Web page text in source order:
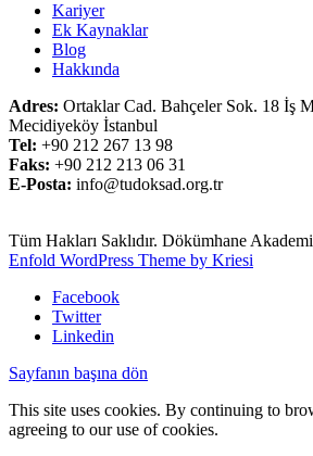
Kariyer
Ek Kaynaklar
Blog
Hakkında
Adres: Ortaklar Cad. Bahçeler Sok. 18 İş
Mecidiyeköy İstanbul
Tel: +90 212 267 13 98
Faks: +90 212 213 06 31
E-Posta: info@tudoksad.org.tr
Tüm Hakları Saklıdır. Dökümhane
Enfold WordPress Theme by Kriesi
Facebook
Twitter
Linkedin
Sayfanın başına dön
This site uses cookies. By continuing to
agreeing to our use of cookies.